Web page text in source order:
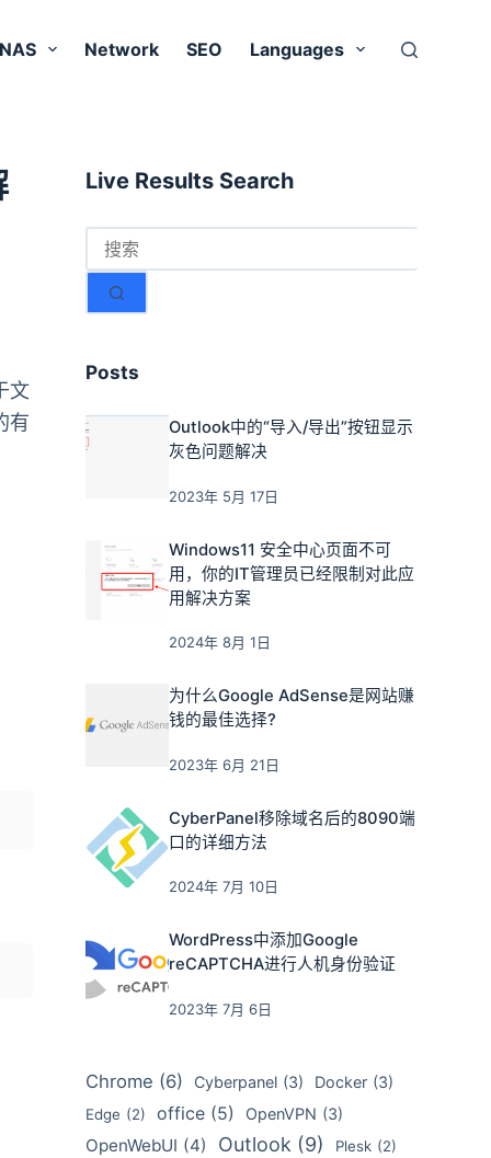
Network SEO Languages
文
有
Live Results Search
无
结
Posts
Outlook中的“导入/导出”按钮显示
灰色问题解决
2023年 5月 17日
Windows11 安全中心页面不可
用，你的IT管理员已经限制对此应
用解决方案
2024年 8月 1日
为什么Google AdSense是网站赚
钱的最佳选择?
2023年 6月 21日
CyberPanel移除域名后的8090端
口的详细方法
2024年 7月 10日
WordPress中添加Google
reCAPTCHA进行人机身份验证
2023年 7月 6日
Chrome (6) Cyberpanel (3) Docker (3)
Edge (2) office (5) OpenVPN (3)
OpenWebUI (4) Outlook (9) Plesk (2)